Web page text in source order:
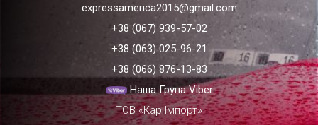
expressamerica2015@gmail.com
+38 (067) 939-57-02
+38 (063) 025-96-21
+38 (066) 876-13-83
Наша Група Viber
ТОВ «Кар Імпорт»